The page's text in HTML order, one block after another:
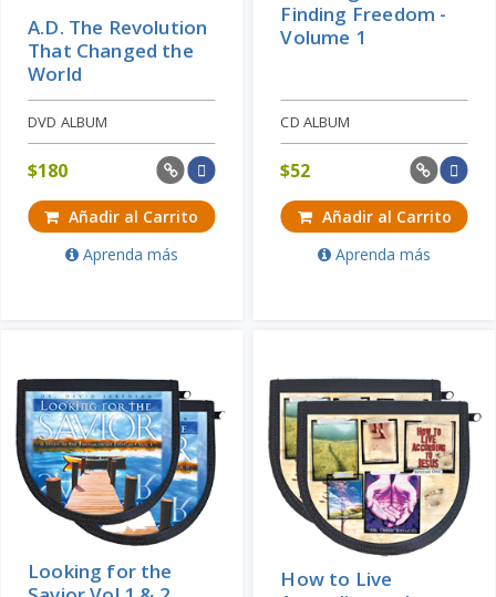
A.D. The Revolution
That Changed the
World
DVD ALBUM
$180
Añadir al Carrito
Aprenda más
Finding Freedom -
Volume 1
CD ALBUM
$52
Añadir al Carrito
Aprenda más
Looking for the
How to Live